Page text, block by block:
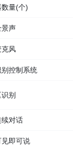
量(个)
景声
克风
控制系统
别
对话
即可说